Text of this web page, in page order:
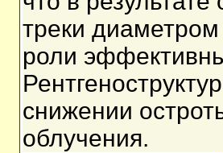
треки
роли
снижении
облучения.